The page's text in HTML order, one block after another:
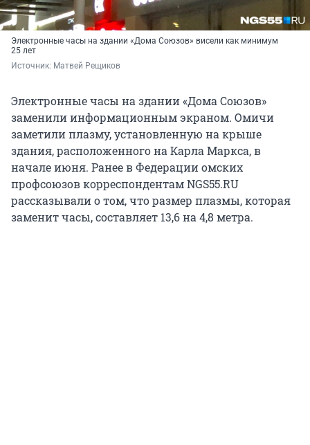
Электронные часы на здании «Дома Союзов» висели как минимум
25 лет
Источник: Матвей Рещиков
Электронные часы на здании «Дома Союзов»
заменили информационным экраном. Омичи
заметили плазму, установленную на крыше
здания, расположенного на Карла Маркса, в
начале июня. Ранее в Федерации омских
профсоюзов корреспондентам NGS55.RU
рассказывали о том, что размер плазмы, которая
заменит часы, составляет 13,6 на 4,8 метра.